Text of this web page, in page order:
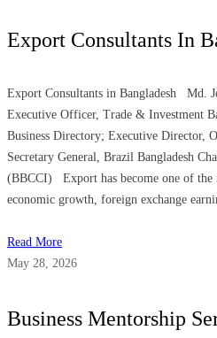
Export Consultants In
Export Consultants in Bangladesh Md.
Executive Officer, Trade & Investment
Business Directory; Executive Director,
Secretary General, Brazil Bangladesh
(BBCCI) Export has become one of
economic growth, foreign exchange
Read More
May 28, 2026
Business Mentorship